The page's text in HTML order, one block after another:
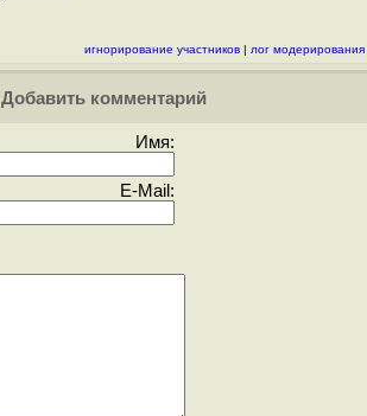
игнорирование участников | лог модерирования
Добавить комментарий
Имя:
E-Mail: